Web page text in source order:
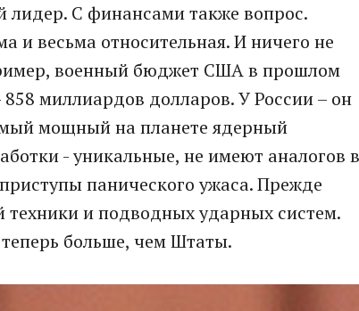
лидер. С финансами также вопрос.
и весьма относительная. И ничего не
военный бюджет США в прошлом
миллиардов долларов. У России – он
мощный на планете ядерный
- уникальные, не имеют аналогов в
панического ужаса. Прежде
техники и подводных ударных систем.
больше, чем Штаты.